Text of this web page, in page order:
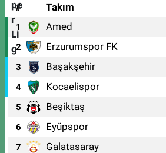
# Takım
1 Amed
2 Erzurumspor FK
3 Başakşehir
4 Kocaelispor
5 Beşiktaş
6 Eyüpspor
7 Galatasaray